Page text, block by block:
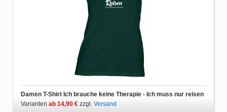
Damen T-Shirt Ich brauche keine Therapie - Ich muss nur reisen
Varianten ab 14,90 € zzgl. Versand